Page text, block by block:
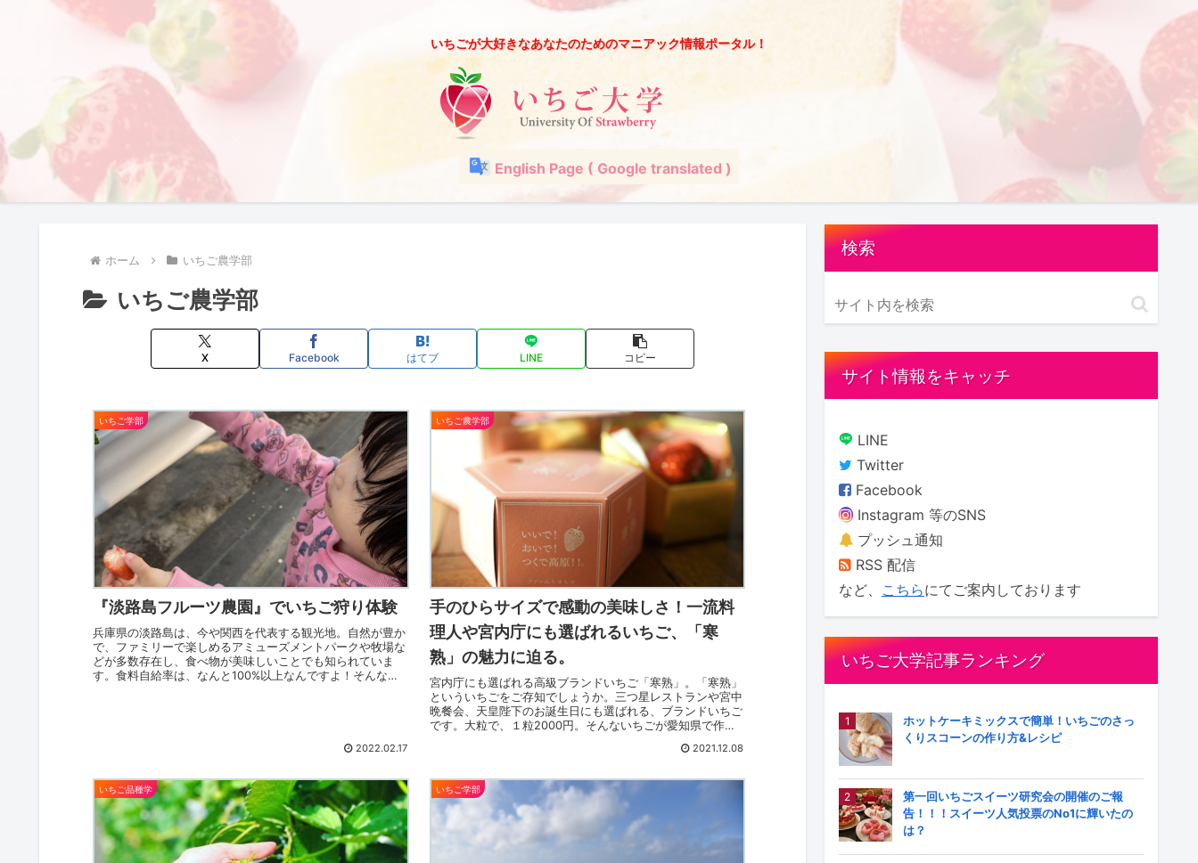
いちごが大好きなあなたのためのマニアック情報ポータル！
English Page ( Google translated )
ホーム いちご農学部
いちご農学部
X Facebook はてブ LINE コピー
いちご学部
『淡路島フルーツ農園』でいちご狩り体験
兵庫県の淡路島は、今や関西を代表する観光地。自然が豊か
で、ファミリーで楽しめるアミューズメントパークや牧場な
どが多数存在し、食べ物が美味しいことでも知られていま
す。食料自給率は、なんと100%以上なんですよ！そんな淡
2022.02.17
いちご農学部
手のひらサイズで感動の美味しさ！一流料
理人や宮内庁にも選ばれるいちご、「寒
熟」の魅力に迫る。
宮内庁にも選ばれる高級ブランドいちご「寒熟」。「寒熟」
といういちごをご存知でしょうか。三つ星レストランや宮中
晩餐会、天皇陛下のお誕生日にも選ばれる、ブランドいちご
です。大粒で、１粒2000円。そんないちごが愛知県で作ら
2021.12.08
いちご品種学 いちご学部
検索
サイト情報をキャッチ
LINE
Twitter
Facebook
Instagram 等のSNS
プッシュ通知
RSS 配信
など、 こちらにてご案内しております
いちご大学記事ランキング
ホットケーキミックスで簡単！いちごのさっ
くりスコーンの作り方&レシピ
第一回いちごスイーツ研究会の開催のご報
告！！！スイーツ人気投票のNo1に輝いたの
は？